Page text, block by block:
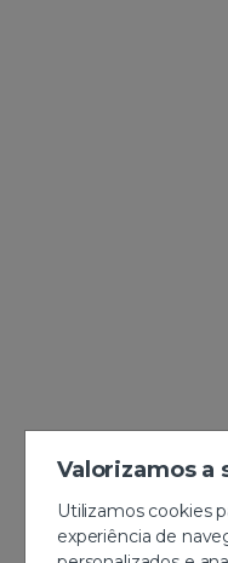
Valorizamos a
Utilizamos cookies
experiência de